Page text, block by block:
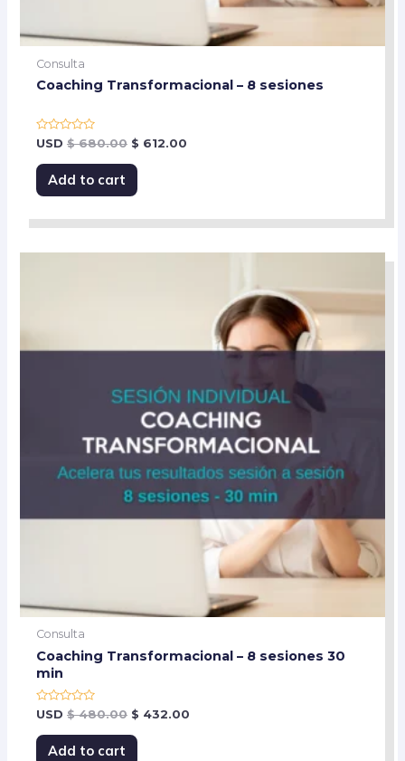
Consulta
Coaching Transformacional – 8 sesiones
Rated
0
out
of
USD $680.00 $ 612.00
Add to cart
Consulta
Coaching Transformacional – 8 sesiones 30
min
Rated
0
out
of
USD $480.00 $ 432.00
Add to cart